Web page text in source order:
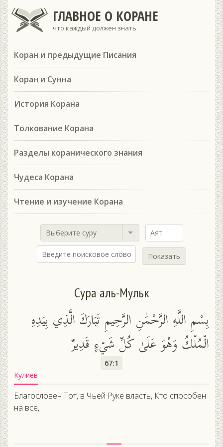
ГЛАВНОЕ О КОРАНЕ
что каждый должен знать
Коран и предыдущие Писания
Коран и Сунна
История Корана
Толкование Корана
Разделы коранического знания
Чудеса Корана
Чтение и изучение Корана
Выберите суру
Показать
Сура аль-Мульк
بِسْمِ اللَّهِ الرَّحْمَٰنِ الرَّحِيمِ تَبَارَكَ الَّذِي بِيَدِهِ
الْمُلْكُ وَهُوَ عَلَىٰ كُلِّ شَيْءٍ قَدِيرٌ
67:1
Кулиев
Благословен Тот, в Чьей Руке власть, Кто способен
на всё,